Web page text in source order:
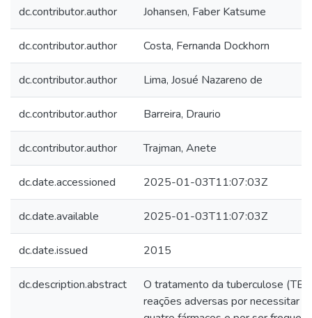
dc.contributor.author Johansen, Faber Katsume
dc.contributor.author Costa, Fernanda Dockhorn
dc.contributor.author Lima, Josué Nazareno de
dc.contributor.author Barreira, Draurio
dc.contributor.author Trajman, Anete
dc.date.accessioned 2025-01-03T11:07:03Z
dc.date.available 2025-01-03T11:07:03Z
dc.date.issued 2015
dc.description.abstract
O tratamento da tuberculose (TB)
reações adversas por necessitar